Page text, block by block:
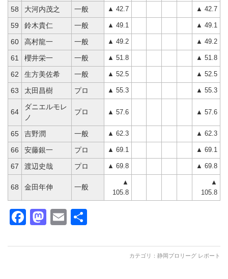
58 大河内茂之 一般 ▲ 42.7 ▲ 42.7
59 鈴木貴仁 一般 ▲ 49.1 ▲ 49.1
60 高村龍一 一般 ▲ 49.2 ▲ 49.2
61 櫻井栄一 一般 ▲ 51.8 ▲ 51.8
62 生方美佐希 一般 ▲ 52.5 ▲ 52.5
63 太田昌樹 プロ ▲ 55.3 ▲ 55.3
64
ダニエルモレ
ノ
プロ ▲ 57.6 ▲ 57.6
65 吉野潤 一般 ▲ 62.3 ▲ 62.3
66 安藤銀一 プロ ▲ 69.1 ▲ 69.1
67 渡辺史哉 プロ ▲ 69.8 ▲ 69.8
68 金田年伸 一般
▲
105.8
▲
105.8
Facebook
Mastodon
Email
カテゴリ： 静岡プロリーグ レポート